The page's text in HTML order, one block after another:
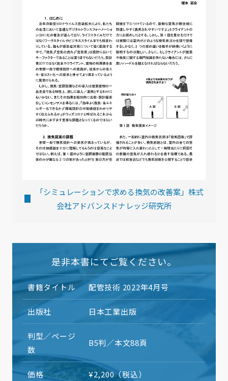
「シミュレーションで求める換気の改善案」株式
会社アドバンスドナレッジ研究所
是非本書にてご覧ください。
書籍タイトル 配管技術 2022年4月号
出版社 日本工業出版
判型／ページ
数
B5判／本文88頁
価格 ¥2,200（税込）